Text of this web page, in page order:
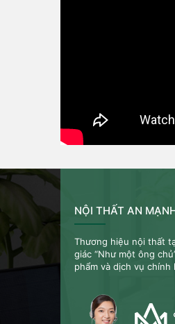
NỘI THẤT AN
Thương hiệu nội thất
giác “Như một ông
phẩm và dịch vụ